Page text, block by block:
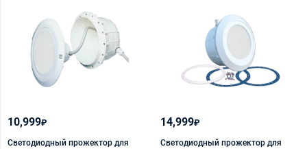
10,999₽
Светодиодный прожектор для
14,999₽
Светодиодный прожектор для